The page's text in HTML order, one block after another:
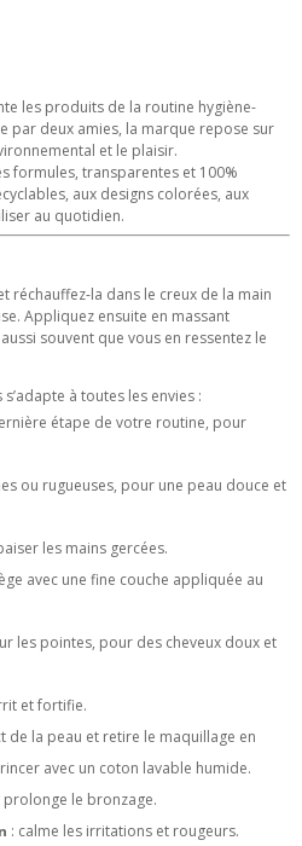
les produits de la routine hygiène-
par deux amies, la marque repose sur
et le plaisir.
formules, transparentes et 100%
aux designs colorées, aux
au quotidien.
réchauffez-la dans le creux de la main
Appliquez ensuite en massant
souvent que vous en ressentez le
à toutes les envies :
étape de votre routine, pour
ou rugueuses, pour une peau douce et
les mains gercées.
avec une fine couche appliquée au
les pointes, pour des cheveux doux et
et fortifie.
de la peau et retire le maquillage en
avec un coton lavable humide.
le bronzage.
: calme les irritations et rougeurs.